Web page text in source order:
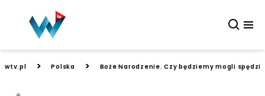
wtv.pl > Polska > Boże Narodzenie. Czy będziemy mogli